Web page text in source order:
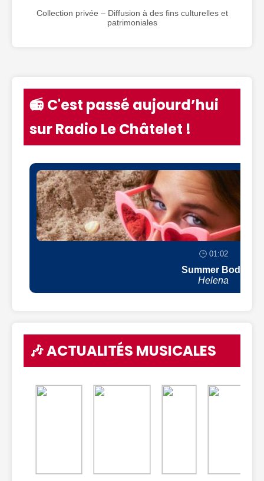
Collection privée – Diffusion à des fins culturelles et
patrimoniales
📻 C'est passé aujourd’hui
sur Radio Le Châtelet !
🕒 01:02
Summer Body
Helena
🎶 ACTUALITÉS MUSICALES